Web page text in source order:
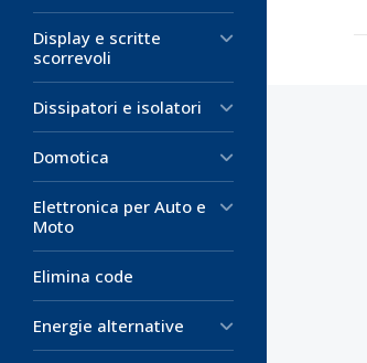
Display e scritte
scorrevoli
Dissipatori e isolatori
Domotica
Elettronica per Auto e
Moto
Elimina code
Energie alternative